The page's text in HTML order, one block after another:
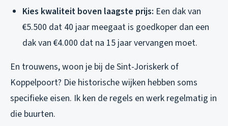
Kies kwaliteit boven laagste prijs: Een dak van
€5.500 dat 40 jaar meegaat is goedkoper dan een
dak van €4.000 dat na 15 jaar vervangen moet.
En trouwens, woon je bij de Sint-Joriskerk of
Koppelpoort? Die historische wijken hebben soms
specifieke eisen. Ik ken de regels en werk regelmatig in
die buurten.